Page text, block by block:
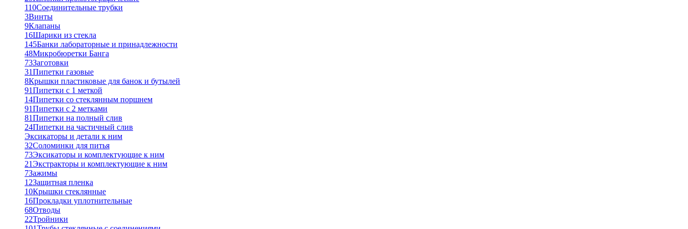
110Соединительные трубки
3Винты
9Клапаны
16Шарики из стекла
145Банки лабораторные и принадлежности
48Микробюретки Банга
73Заготовки
31Пипетки газовые
8Крышки пластиковые для банок и бутылей
91Пипетки с 1 меткой
14Пипетки со стеклянным поршнем
91Пипетки с 2 метками
81Пипетки на полный слив
24Пипетки на частичный слив
Эксикаторы и детали к ним
32Соломинки для питья
73Эксикаторы и комплектующие к ним
21Экстракторы и комплектующие к ним
7Зажимы
12Защитная пленка
10Крышки стеклянные
16Прокладки уплотнительные
68Отводы
22Тройники